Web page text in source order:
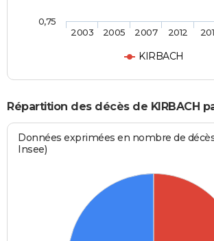
KIRBACH
2003 2005 2007 2012
0,75
Répartition des décès de KIRBACH
Données exprimées en nombre de
Insee)